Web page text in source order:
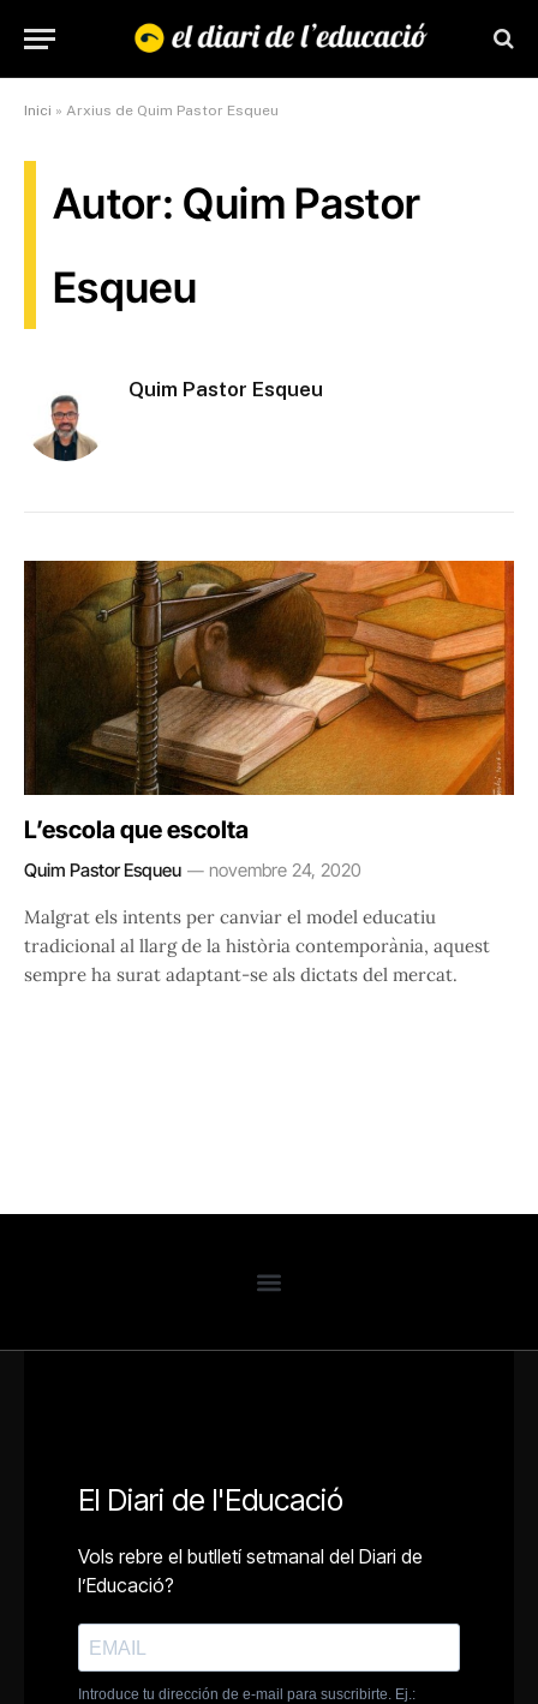
Inici » Arxius de Quim Pastor Esqueu
Autor: Quim Pastor
Esqueu
Quim Pastor Esqueu
L’escola que escolta
Quim Pastor Esqueu novembre 24, 2020
Malgrat els intents per canviar el model educatiu
tradicional al llarg de la història contemporània, aquest
sempre ha surat adaptant-se als dictats del mercat.